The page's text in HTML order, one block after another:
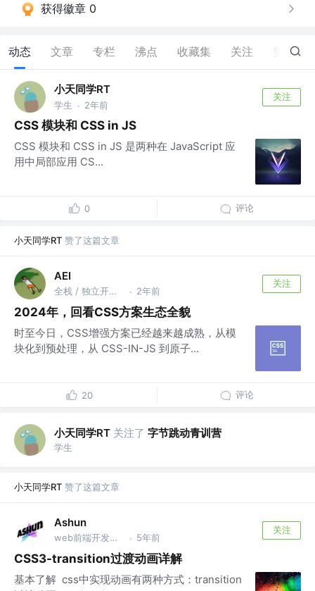
获得徽章 0
动态 文章 专栏 沸点 收藏集 关注 12
小天同学RT
学生 · 2年前
关注
CSS 模块和 CSS in JS
CSS 模块和 CSS in JS 是两种在 JavaScript 应
用中局部应用 CS...
0 评论
小天同学RT 赞了这篇文章
AEI
全栈 / 独立开发者 · 2年前
关注
2024年，回看CSS方案生态全貌
时至今日，CSS增强方案已经越来越成熟，从模
块化到预处理，从 CSS-IN-JS 到原子...
20 评论
小天同学RT 关注了 字节跳动青训营
学生
小天同学RT 赞了这篇文章
Ashun
web前端开发工程师 @🐉 · 5年前
关注
CSS3-transition过渡动画详解
基本了解 ​ css中实现动画有两种方式：transition